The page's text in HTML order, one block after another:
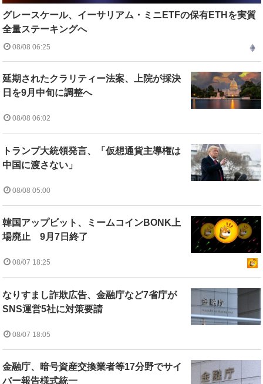
グレースケール、イーサリアム・ミニETFの保有ETHを実質
全量ステーキングへ
08/08 06:25
延期されたクラリティー法案、上院が採決
日を9月中旬に調整へ
08/08 06:02
トランプ大統領発言、「仮想通貨主導権は
中国に渡さない」
08/08 05:00
韓国アップビット、ミームコインBONK上
場廃止 9月7日終了
08/07 18:25
なりすまし詐欺広告、金融庁など7省庁が
SNS運営5社に対策要請
08/07 18:05
金融庁、暗号資産交換業者等17分野でサイ
バー報告様式統一